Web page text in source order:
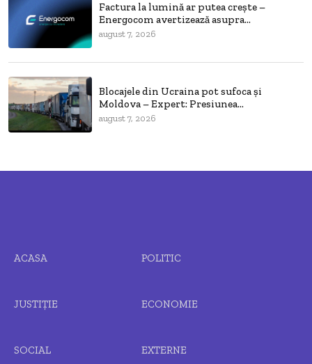
Factura la lumină ar putea crește –
Energocom avertizează asupra...
august 7, 2026
Blocajele din Ucraina pot sufoca și
Moldova – Expert: Presiunea...
august 7, 2026
ACASA POLITIC
JUSTIȚIE ECONOMIE
SOCIAL EXTERNE